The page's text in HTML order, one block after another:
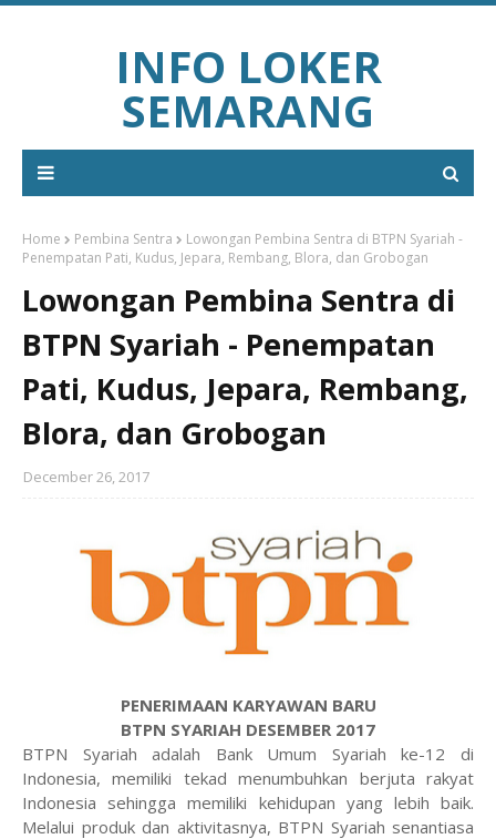
INFO LOKER
SEMARANG
Home Pembina Sentra
Lowongan Pembina Sentra di BTPN Syariah -
Penempatan Pati, Kudus, Jepara, Rembang, Blora, dan Grobogan
Lowongan Pembina Sentra di
BTPN Syariah - Penempatan
Pati, Kudus, Jepara, Rembang,
Blora, dan Grobogan
December 26, 2017
PENERIMAAN KARYAWAN BARU
BTPN SYARIAH DESEMBER 2017
BTPN Syariah adalah Bank Umum Syariah ke-12 di
Indonesia, memiliki tekad menumbuhkan berjuta rakyat
Indonesia sehingga memiliki kehidupan yang lebih baik.
Melalui produk dan aktivitasnya, BTPN Syariah senantiasa